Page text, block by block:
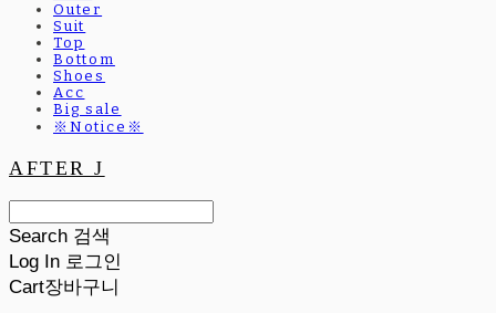
Outer
Suit
Top
Bottom
Shoes
Acc
Big sale
※Notice※
AFTER J
Search 검색
Log In 로그인
Cart장바구니